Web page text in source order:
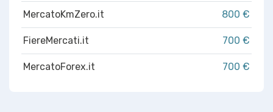
MercatoKmZero.it 800 €
FiereMercati.it 700 €
MercatoForex.it 700 €